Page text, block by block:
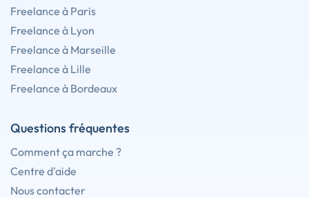
Freelance à Paris
Freelance à Lyon
Freelance à Marseille
Freelance à Lille
Freelance à Bordeaux
Questions fréquentes
Comment ça marche ?
Centre d'aide
Nous contacter